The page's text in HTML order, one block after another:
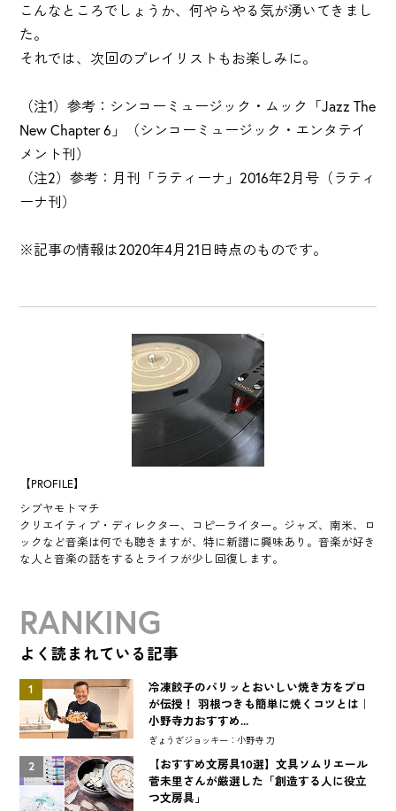
こんなところでしょうか、何やらやる気が湧いてきまし
た。
それでは、次回のプレイリストもお楽しみに。
（注1）参考：シンコーミュージック・ムック「Jazz The
New Chapter 6」（シンコーミュージック・エンタテイ
メント刊）
（注2）参考：月刊「ラティーナ」2016年2月号（ラティ
ーナ刊）
※記事の情報は2020年4月21日時点のものです。
【PROFILE】
シブヤモトマチ
クリエイティブ・ディレクター、コピーライター。ジャズ、南米、ロ
ックなど音楽は何でも聴きますが、特に新譜に興味あり。音楽が好き
な人と音楽の話をするとライフが少し回復します。
RANKING
よく読まれている記事
1
冷凍餃子のパリッとおいしい焼き方をプロ
が伝授！ 羽根つきも簡単に焼くコツとは｜
小野寺力おすすめ...
ぎょうざジョッキー：小野寺 力
2
【おすすめ文房具10選】文具ソムリエール
菅未里さんが厳選した「創造する人に役立
つ文房具」